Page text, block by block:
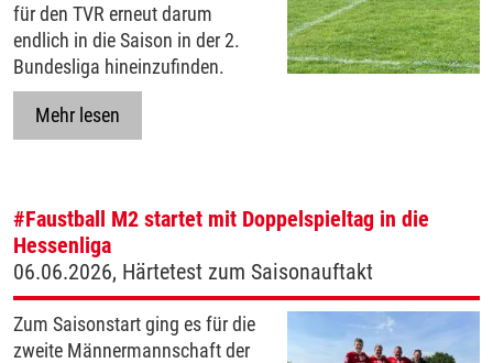
für den TVR erneut darum
endlich in die Saison in der 2.
Bundesliga hineinzufinden.
Mehr lesen
#Faustball M2 startet mit Doppelspieltag in die
Hessenliga
06.06.2026, Härtetest zum Saisonauftakt
Zum Saisonstart ging es für die
zweite Männermannschaft der